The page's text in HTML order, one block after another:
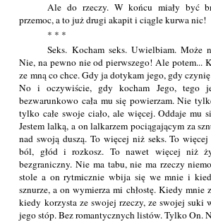
Ale do rzeczy. W końcu miały być
przemoc, a to już drugi akapit i ciągle kurwa nic!
* * *
Seks. Kocham seks. Uwielbiam. Może
Nie, na pewno nie od pierwszego! Ale potem...
ze mną co chce. Gdy ja dotykam jego, gdy
No i oczywiście, gdy kocham Jego, tego
bezwarunkowo cała mu się powierzam. Nie
tylko całe swoje ciało, ale więcej. Oddaje mu
Jestem lalką, a on lalkarzem pociągającym za
nad swoją duszą. To więcej niż seks. To
ból, głód i rozkosz. To nawet więcej niż
bezgraniczny. Nie ma tabu, nie ma rzeczy
stole a on rytmicznie wbija się we mnie i
sznurze, a on wymierza mi chłostę. Kiedy mnie
kiedy korzysta ze swojej rzeczy, ze swojej suki
jego stóp. Bez romantycznych listów. Tylko On.